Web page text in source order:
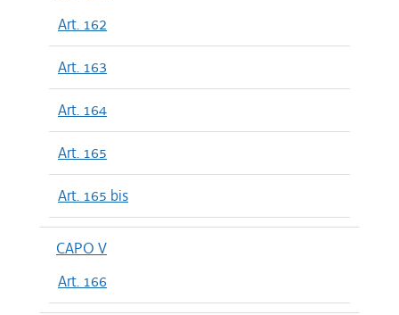
Art. 162
Art. 163
Art. 164
Art. 165
Art. 165 bis
CAPO V
Art. 166